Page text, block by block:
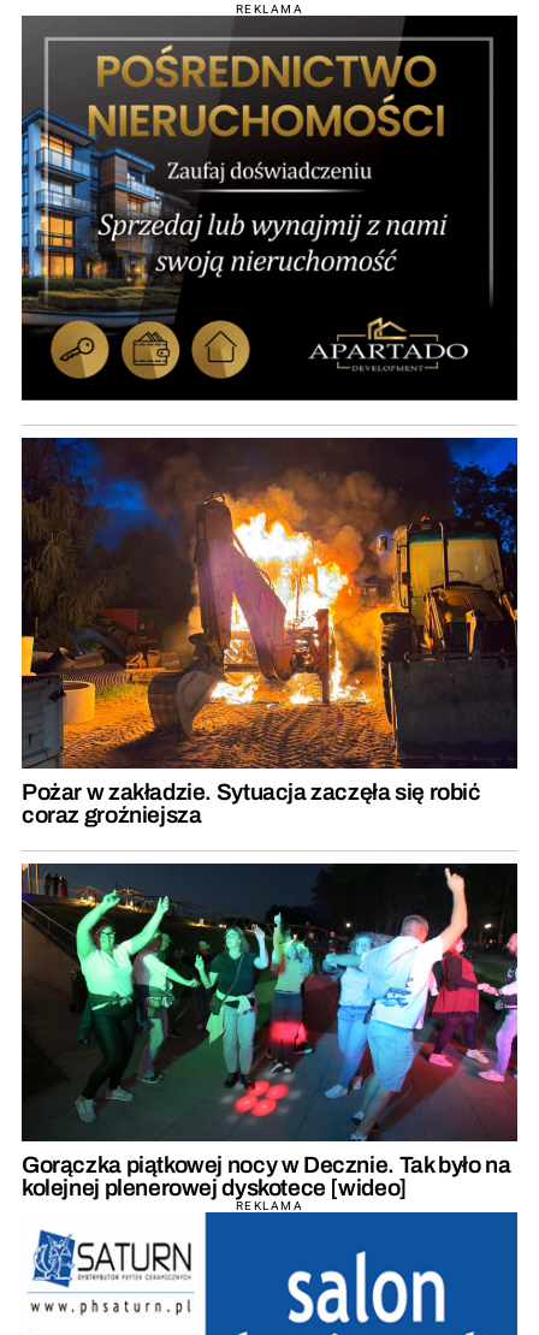
REKLAMA
Pożar w zakładzie. Sytuacja zaczęła się robić
coraz groźniejsza
Gorączka piątkowej nocy w Decznie. Tak było na
kolejnej plenerowej dyskotece [wideo]
REKLAMA